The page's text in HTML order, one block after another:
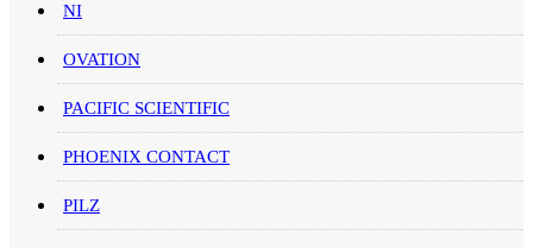
NI
OVATION
PACIFIC SCIENTIFIC
PHOENIX CONTACT
PILZ